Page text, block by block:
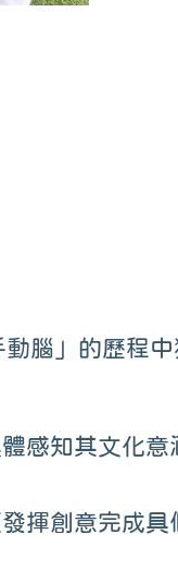
腦」的歷程
感知其文化
揮創意完成具